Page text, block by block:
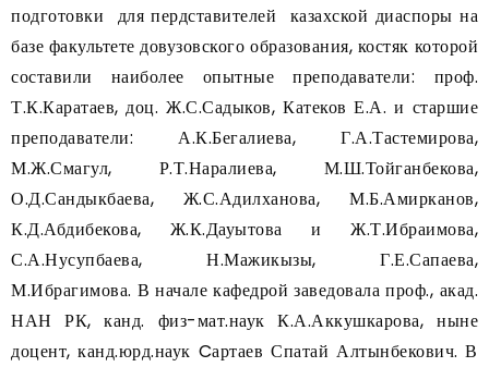
подготовки для пердставителей казахской диаспоры на
базе факультете довузовского образования, костяк которой
составили наиболее опытные преподаватели: проф.
Т.К.Каратаев, доц. Ж.С.Садыков, Катеков Е.А. и старшие
преподаватели: А.К.Бегалиева, Г.А.Тастемирова,
М.Ж.Смагул, Р.Т.Наралиева, М.Ш.Тойганбекова,
О.Д.Сандыкбаева, Ж.С.Адилханова, М.Б.Амирканов,
К.Д.Абдибекова, Ж.К.Дауытова и Ж.Т.Ибраимова,
С.А.Нусупбаева, Н.Мажикызы, Г.Е.Сапаева,
М.Ибрагимова. В начале кафедрой заведовала проф., акад.
НАН РК, канд. физ-мат.наук К.А.Аккушкарова, ныне
доцент, канд.юрд.наук Cартаев Спатай Алтынбекович. В